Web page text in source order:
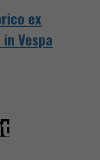
ex
Vespa